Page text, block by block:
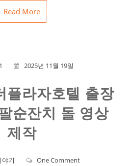
Read More
2025년 11월 19일
플라자호텔 출장
순잔치 돌 영상
제작
기 One Comment